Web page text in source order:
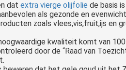
datextra vierge olijfolie de basis
als gezonde en
zoals vlees,vis,fruit,ijs en
kwaliteit komt van
door de “Raad van